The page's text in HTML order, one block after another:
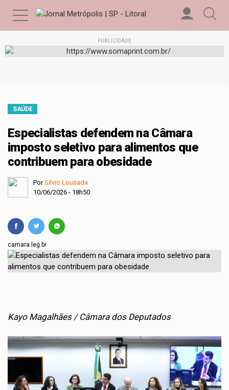
PUBLICIDADE
SAÚDE
Especialistas defendem na Câmara
imposto seletivo para alimentos que
contribuem para obesidade
PorSilvio Lousada
10/06/2026 - 18h50
camara.leg.br
Kayo Magalhães / Câmara dos Deputados